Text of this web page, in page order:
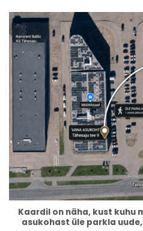
Kaardil on näha, kust kuhu
asukohast üle parkla